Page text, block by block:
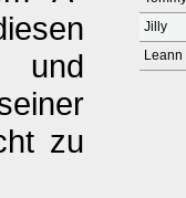
und
zu
Jilly
Leann